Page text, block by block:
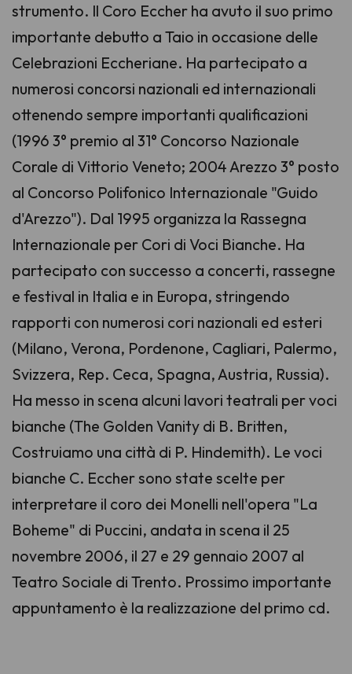
strumento. Il Coro Eccher ha avuto il suo primo
importante debutto a Taio in occasione delle
Celebrazioni Eccheriane. Ha partecipato a
numerosi concorsi nazionali ed internazionali
ottenendo sempre importanti qualificazioni
(1996 3° premio al 31° Concorso Nazionale
Corale di Vittorio Veneto; 2004 Arezzo 3° posto
al Concorso Polifonico Internazionale "Guido
d'Arezzo"). Dal 1995 organizza la Rassegna
Internazionale per Cori di Voci Bianche. Ha
partecipato con successo a concerti, rassegne
e festival in Italia e in Europa, stringendo
rapporti con numerosi cori nazionali ed esteri
(Milano, Verona, Pordenone, Cagliari, Palermo,
Svizzera, Rep. Ceca, Spagna, Austria, Russia).
Ha messo in scena alcuni lavori teatrali per voci
bianche (The Golden Vanity di B. Britten,
Costruiamo una città di P. Hindemith). Le voci
bianche C. Eccher sono state scelte per
interpretare il coro dei Monelli nell'opera "La
Boheme" di Puccini, andata in scena il 25
novembre 2006, il 27 e 29 gennaio 2007 al
Teatro Sociale di Trento. Prossimo importante
appuntamento è la realizzazione del primo cd.